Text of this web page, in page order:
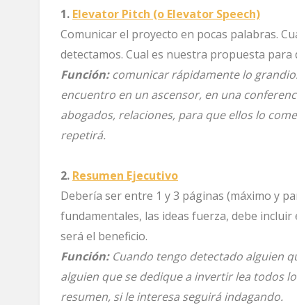
1. Elevator Pitch (o Elevator Speech)
Comunicar el proyecto en pocas palabras.
detectamos. Cual es nuestra propuesta para
Función:comunicar rápidamente lo
encuentro en un ascensor, en una
abogados, relaciones, para que ellos lo
repetirá.
2. Resumen Ejecutivo
Debería ser entre 1 y 3 páginas (máximo y
fundamentales, las ideas fuerza, debe
será el beneficio.
Función:Cuando tengo detectado alguien
alguien que se dedique a invertir lea todos
resumen, si le interesa seguirá indagando.